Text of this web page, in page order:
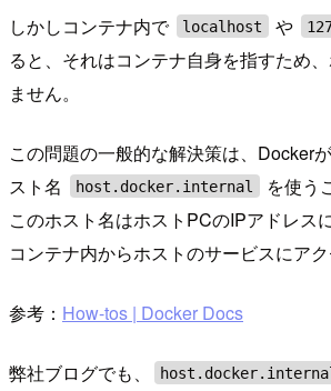
しかしコンテナ内で localhost や
ると、それはコンテナ自身を指すため
ません。
この問題の一般的な解決策は、Docker
スト名
host.docker.internal
を使う
このホスト名はホストPCのIPアドレス
コンテナ内からホストのサービスにアク
参考： How-tos | Docker Docs
弊社ブログでも、